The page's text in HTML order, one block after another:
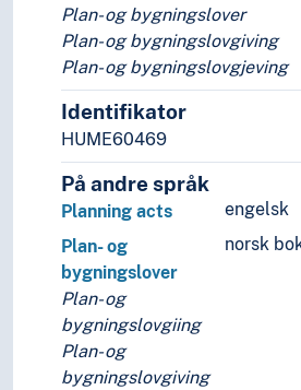
Plan- og bygningslover
Plan- og bygningslovgiving
Plan- og bygningslovgjeving
Identifikator
HUME60469
På andre språk
engelsk
Planning acts
norsk
Plan- og
bygningslover
Plan- og
bygningslovgiing
Plan- og
bygningslovgiving